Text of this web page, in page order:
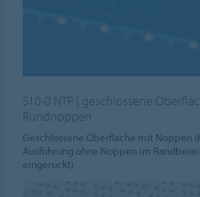
S10-0 NTP | geschlossene
Rundnoppen
Geschlossene Oberfläche mit Noppen
Ausführung ohne Noppen im
eingerückt)